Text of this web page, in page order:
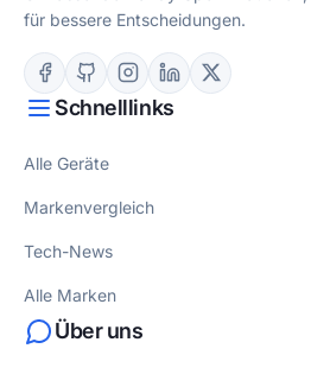
für bessere Entscheidungen.
Schnelllinks
Alle Geräte
Markenvergleich
Tech-News
Alle Marken
Über uns